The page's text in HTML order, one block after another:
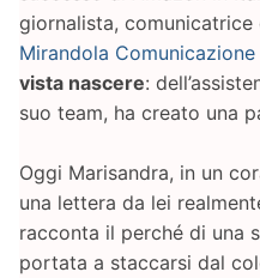
giornalista, comunicatrice
Mirandola Comunicazione
vista nascere:
suo team, ha creato una
Oggi Marisandra, in un
una lettera da lei
racconta il perché di una
portata a staccarsi dal